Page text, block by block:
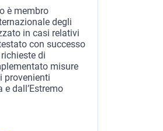
è membro
degli
in casi relativi
con successo
di
misure
provenienti
e dall’Estremo